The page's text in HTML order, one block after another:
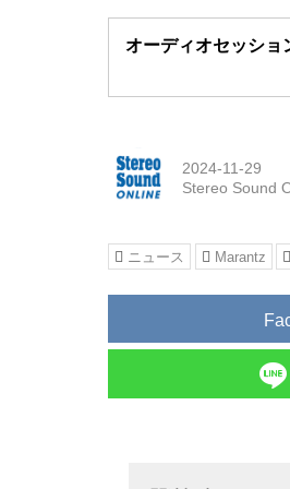
オーディオセッショ
2024-11-29
Stereo Sound
ニュース Marantz